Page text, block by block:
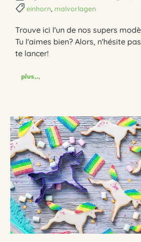
einhorn, malvorlagen
Trouve ici l'un de nos supers
Tu l'aimes bien? Alors, n'hésite
te lancer!
plus...